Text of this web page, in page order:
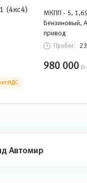
МКПП - 5,
Бензиновый,
привод
Пробег:
980 000 р.
НДС
Автомир